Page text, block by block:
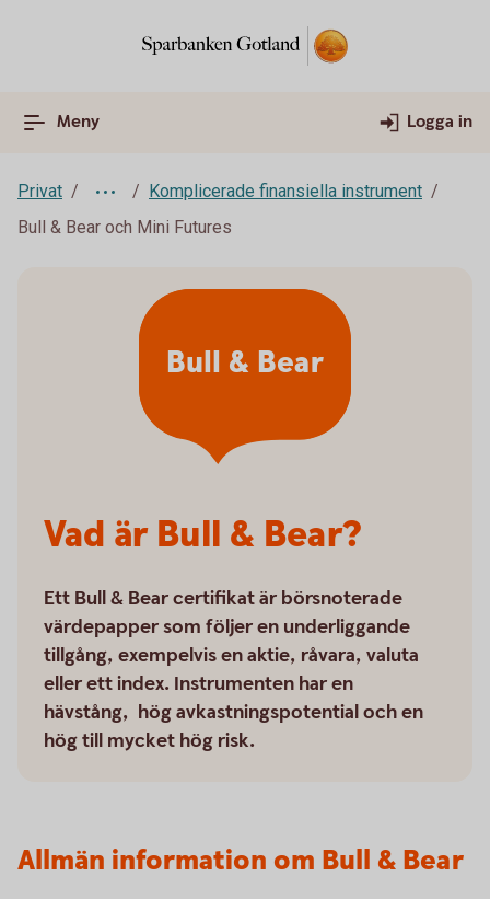
Meny Logga in
Privat
Komplicerade finansiella instrument
Bull & Bear och Mini Futures
Vad är Bull & Bear?
Ett Bull & Bear certifikat är börsnoterade
värdepapper som följer en underliggande
tillgång, exempelvis en aktie, råvara, valuta
eller ett index. Instrumenten har en
hävstång, hög avkastningspotential och en
hög till mycket hög risk.
Bull & Bear
Allmän information om Bull & Bear